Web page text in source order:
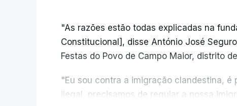
"As razões estão todas explicadas na
Constitucional], disse António José
Festas do Povo de Campo Maior, distrito
"Eu sou contra a imigração clandestina,
ilegal, precisamos de regular a nossa